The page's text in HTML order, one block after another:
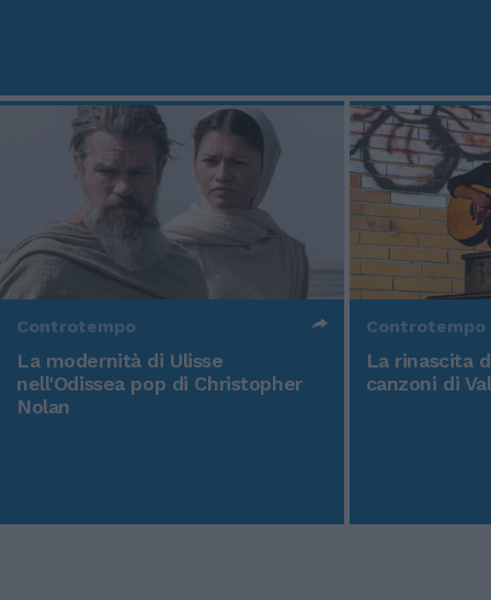
Controtempo
La modernità di Ulisse
nell'Odissea pop di Christopher
Nolan
Controtempo
La rinascita
canzoni di